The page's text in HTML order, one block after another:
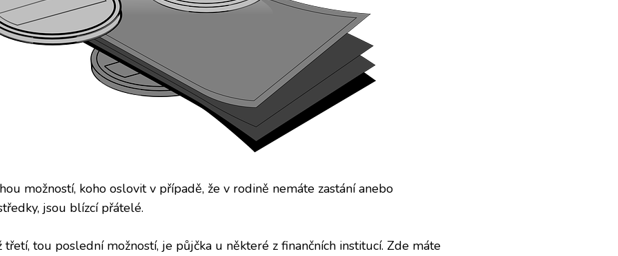
možností, koho oslovit v případě, že v rodině nemáte zastání anebo
jsou blízcí přátelé.
třetí, tou poslední možností, je půjčka u některé z finančních institucí. Zde máte